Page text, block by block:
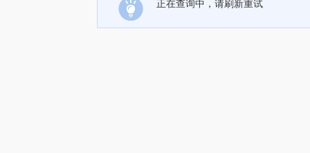
正在查询中，请刷新重试